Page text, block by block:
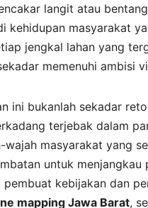
langit atau
kehidupan masyarakat
jengkal lahan yang
memenuhi ambisi
ini bukanlah sekadar
terjebak dalam
masyarakat yang
untuk
kebijakan dan
mapping Jawa Barat,